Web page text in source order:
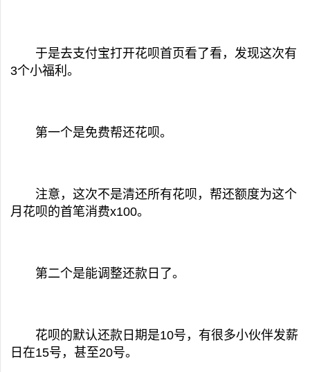
于是去支付宝打开花呗首页看了看，发现这次有
3个小福利。
第一个是免费帮还花呗。
注意，这次不是清还所有花呗，帮还额度为这个
月花呗的首笔消费x100。
第二个是能调整还款日了。
花呗的默认还款日期是10号，有很多小伙伴发薪
日在15号，甚至20号。